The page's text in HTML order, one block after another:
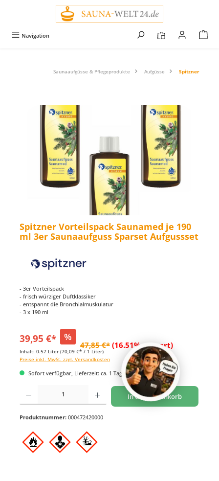
Navigation
Saunaaufgüsse & Pflegeprodukte Aufgüsse Spitzner
Bildergalerie überspringen
Spitzner Vorteilspack Saunamed je 190
ml 3er Saunaaufguss Sparset Aufgussset
- 3er Vorteilspack
- frisch würziger Duftklassiker
- entspannt die Bronchialmuskulatur
- 3 x 190 ml
39,95 €* %
47,85 €* (16.51% gespart)
Inhalt: 0.57 Liter (70,09 €* / 1 Liter)
Preise inkl. MwSt. zzgl. Versandkosten
Sofort verfügbar, Lieferzeit: ca. 1 Tag
Produkt Anzahl: Gib den gewünschten Wert ein oder benutze die Schaltflächen um
In den Warenkorb
Produktnummer: 000472420000